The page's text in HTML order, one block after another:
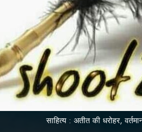
साहित्य : अतीत की धरोहर,